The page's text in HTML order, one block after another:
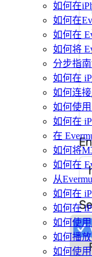
如何在
如何在
如何在
如何将
分步指
如何在
如何连
如何使
如何在
在
如何将
如何在
从
如何在
如何在
如何使用
如何播
如何使